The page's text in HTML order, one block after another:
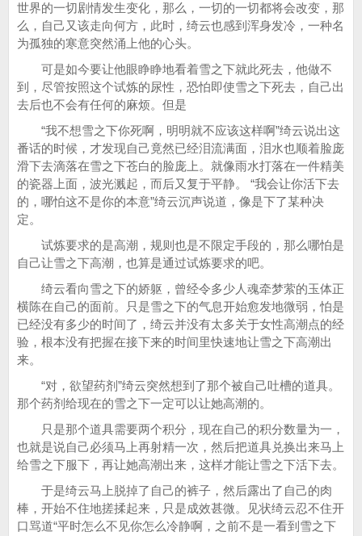
世界的一切剧情发生变化，那么，一切的一切都将会改变，那
么，自己又该走向何方，此时，绮云也感到浑身发冷，一种名
为孤独的寒意突然涌上他的心头。
可是如今要让他眼睁睁地看着雪之下就此死去，他做不
到，尽管按照这个试炼的尿性，恐怕即使雪之下死去，自己出
去后也不会有任何的麻烦。但是
“我不想雪之下你死啊，明明就不应该这样啊”绮云说出这
番话的时候，才发现自己竟然已经泪流满面，泪水也顺着脸庞
滑下去滴落在雪之下苍白的脸庞上。就像雨水打落在一件精美
的瓷器上面，波光溅起，而后又复于平静。 “我会让你活下去
的，哪怕这不是你的本意”绮云沉声说道，像是下了某种决
定。
试炼要求的是高潮，规则也是不限定手段的，那么哪怕是
自己让雪之下高潮，也算是通过试炼要求的吧。
绮云看向雪之下的娇躯，曾经令多少人魂牵梦萦的玉体正
横陈在自己的面前。只是雪之下的气息开始愈发地微弱，怕是
已经没有多少的时间了，绮云并没有太多关于女性高潮点的经
验，根本没有把握在接下来的时间里快速地让雪之下高潮出
来。
“对，欲望药剂”绮云突然想到了那个被自己吐槽的道具。
那个药剂给现在的雪之下一定可以让她高潮的。
只是那个道具需要两个积分，现在自己的积分数量为一，
也就是说自己必须马上再射精一次，然后把道具兑换出来马上
给雪之下服下，再让她高潮出来，这样才能让雪之下活下去。
于是绮云马上脱掉了自己的裤子，然后露出了自己的肉
棒，开始不住地搓揉起来，只是成效甚微。见状绮云忍不住开
口骂道“平时怎么不见你怎么冷静啊，之前不是一看到雪之下